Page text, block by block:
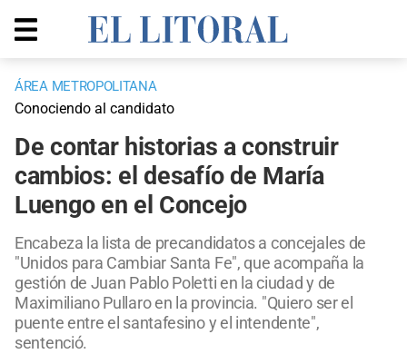
ÁREA METROPOLITANA
Conociendo al candidato
De contar historias a construir
cambios: el desafío de María
Luengo en el Concejo
Encabeza la lista de precandidatos a concejales de
"Unidos para Cambiar Santa Fe", que acompaña la
gestión de Juan Pablo Poletti en la ciudad y de
Maximiliano Pullaro en la provincia. "Quiero ser el
puente entre el santafesino y el intendente",
sentenció.